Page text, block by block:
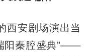
安剧场演出当
阳秦腔盛典”——